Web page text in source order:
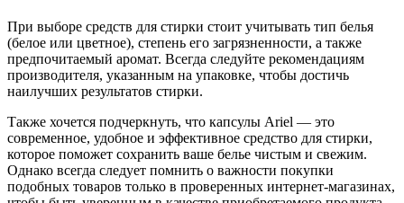
При выборе средств для стирки стоит учитывать тип белья
(белое или цветное), степень его загрязненности, а также
предпочитаемый аромат. Всегда следуйте рекомендациям
производителя, указанным на упаковке, чтобы достичь
наилучших результатов стирки.
Также хочется подчеркнуть, что капсулы Ariel — это
современное, удобное и эффективное средство для стирки,
которое поможет сохранить ваше белье чистым и свежим.
Однако всегда следует помнить о важности покупки
подобных товаров только в проверенных интернет-магазинах,